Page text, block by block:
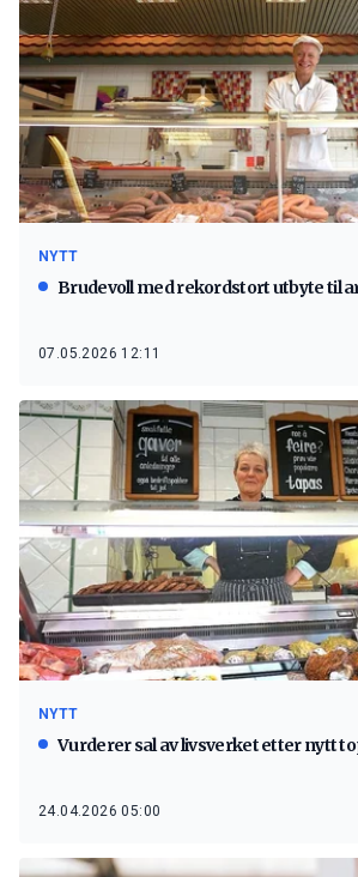
NYTT
Brudevoll med rekordstort utbyte til
07.05.2026 12:11
NYTT
Vurderer sal av livsverket etter nytt
24.04.2026 05:00